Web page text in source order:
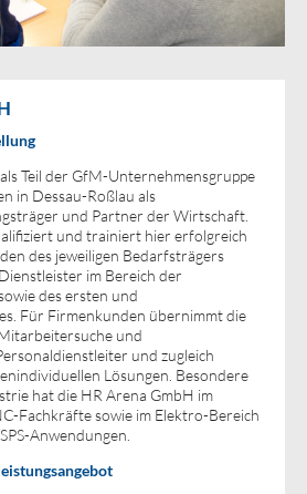
Teil der GfM-Unternehmensgruppe
in Dessau-Roßlau als
und Partner der Wirtschaft.
und trainiert hier erfolgreich
des jeweiligen Bedarfsträgers
im Bereich der
des ersten und
Für Firmenkunden übernimmt die
und
und zugleich
Lösungen. Besondere
hat die HR Arena GmbH im
Fachkräfte sowie im Elektro-Bereich
Anwendungen.